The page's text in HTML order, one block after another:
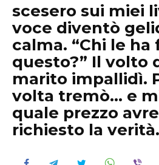
scesero sui miei
voce diventò
calma. “Chi le ha
questo?” Il volto
marito impallidì.
volta tremò… e
quale prezzo
richiesto la verità.